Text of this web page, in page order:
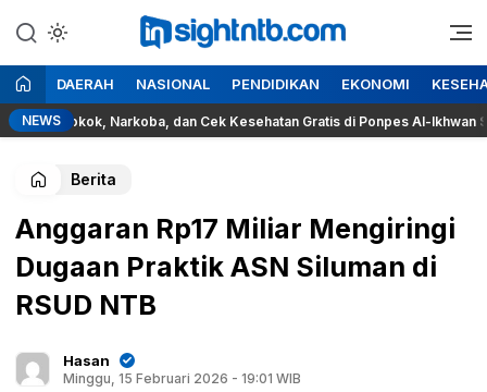
ke
konten
Insight NTB
Berita Seputar NTB
DAERAH NASIONAL PENDIDIKAN EKONOMI
NEWS
Rokok, Narkoba, dan Cek Kesehatan Gratis di Ponpes Al-Ikhwan Sesait
Berita
Anggaran Rp17 Miliar Mengiringi
Dugaan Praktik ASN Siluman di
RSUD NTB
Hasan
Minggu, 15 Februari 2026 - 19:01 WIB